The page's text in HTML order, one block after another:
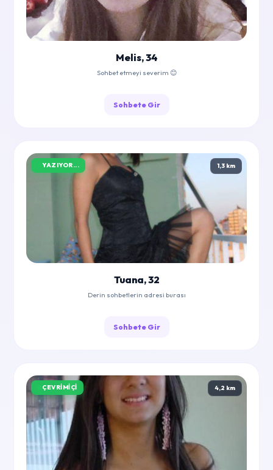
Melis, 34
Sohbet etmeyi severim 😊
Sohbete Gir
YAZIYOR... 1,3 km
Tuana, 32
Derin sohbetlerin adresi burası
Sohbete Gir
ÇEVRIMIÇI 4,2 km